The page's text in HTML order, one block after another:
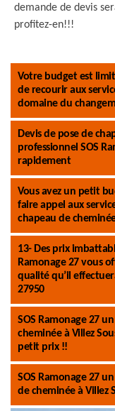
demande de devis
profitez-en!!!
Votre budget est
de recourir aux
domaine du
Devis de pose de
professionnel SOS
rapidement
Vous avez un petit
faire appel aux
chapeau de
13- Des prix
Ramonage 27 vous
qualité qu’il
27950
SOS Ramonage 27
cheminée à Villez
petit prix !!
SOS Ramonage 27
de cheminée à Villez